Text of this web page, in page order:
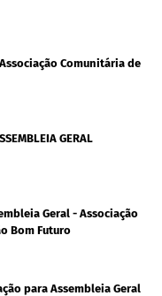
Associação Comunitária de
GERAL
Geral - Associação
Bom Futuro
para Assembleia Geral